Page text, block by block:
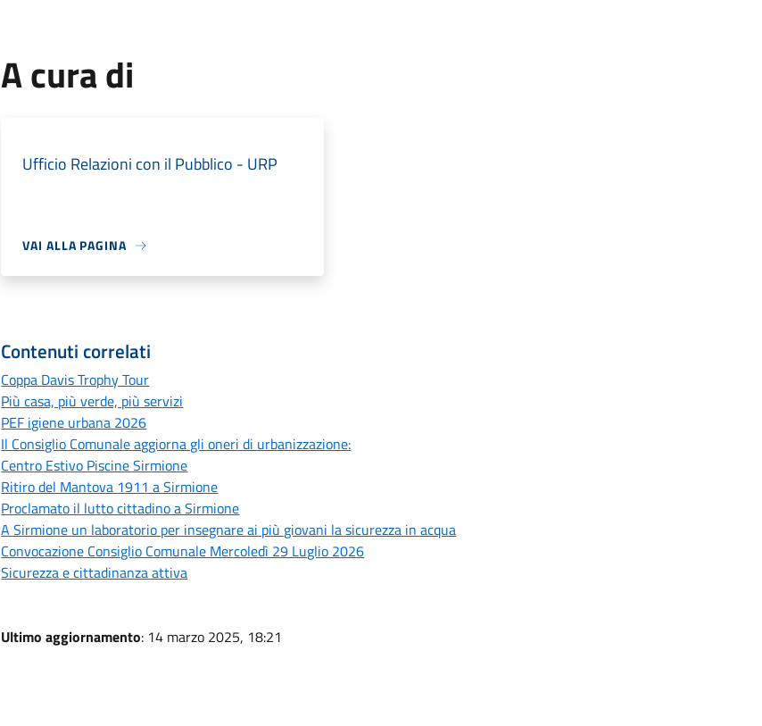
A cura di
Ufficio Relazioni con il Pubblico - URP
VAI ALLA PAGINA
Contenuti correlati
Coppa Davis Trophy Tour
Più casa, più verde, più servizi
PEF igiene urbana 2026
Il Consiglio Comunale aggiorna gli oneri di urbanizzazione:
Centro Estivo Piscine Sirmione
Ritiro del Mantova 1911 a Sirmione
Proclamato il lutto cittadino a Sirmione
A Sirmione un laboratorio per insegnare ai più giovani la sicurezza in acqua
Convocazione Consiglio Comunale Mercoledì 29 Luglio 2026
Sicurezza e cittadinanza attiva
Ultimo aggiornamento: 14 marzo 2025, 18:21